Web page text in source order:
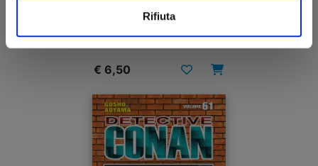
Rifiuta
26/08/2025
€ 6,50